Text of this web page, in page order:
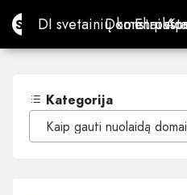
Site.proDI svetainių
DI svetainiųDomenai
Domenai
El.
El.
Kategorija
Kaip gauti nuolaidą